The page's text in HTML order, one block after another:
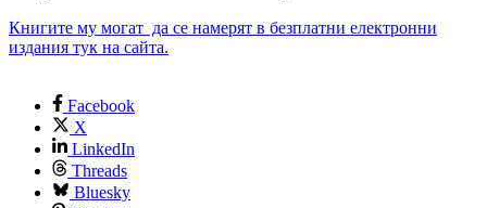
Книгите му могат да се намерят в безплатни електронни
издания тук на сайта.
Facebook
X
LinkedIn
Threads
Bluesky